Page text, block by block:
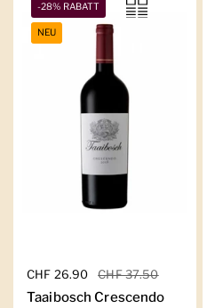
Regulärer Preis
CHF 26.90 Sale-Preis
CHF 37.50
Taaibosch Crescendo
-28% RABATT
NEU